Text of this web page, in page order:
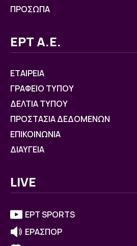
ΠΡΟΣΩΠΑ
ΕΡΤ Α.Ε.
ΕΤΑΙΡΕΙΑ
ΓΡΑΦΕΙΟ ΤΥΠΟΥ
ΔΕΛΤΙΑ ΤΥΠΟΥ
ΠΡΟΣΤΑΣΙΑ ΔΕΔΟΜΕΝΩΝ
ΕΠΙΚΟΙΝΩΝΙΑ
ΔΙΑΥΓΕΙΑ
LIVE
ΕΡΤ SPORTS
ΕΡΑΣΠΟΡ